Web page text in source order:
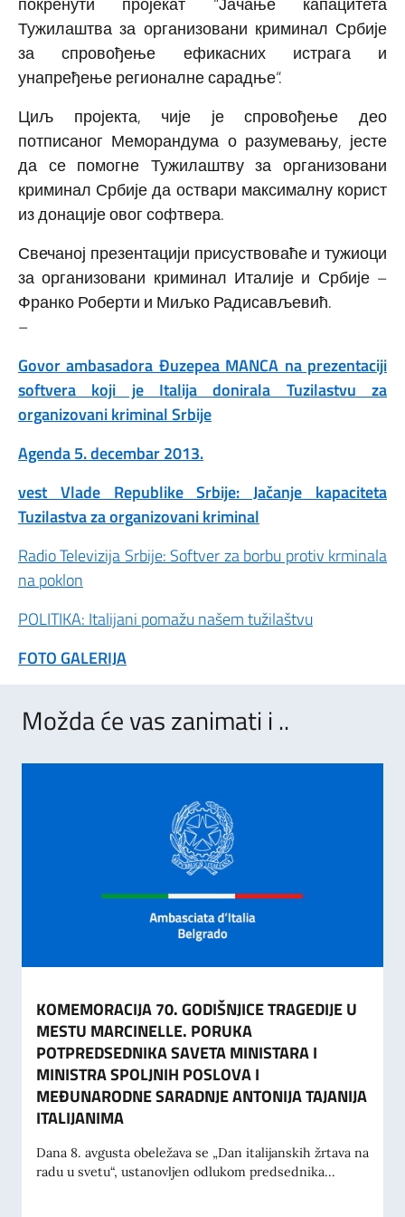
Тужилаштва за организовани криминал Србије
за спровођење ефикасних истрага и
унапређење регионалне сарадње“.
Циљ пројекта, чије је спровођење део
потписаног Меморандума о разумевању, јесте
да се помогне Тужилаштву за организовани
криминал Србије да оствари максималну корист
из донације овог софтвера.
Свечаној презентацији присуствоваће и тужиоци
за организовани криминал Италије и Србије –
Франко Роберти и Миљко Радисављевић.
–
Govor ambasadora Đuzepea MANCA na prezentaciji
softvera koji je Italija donirala Tuzilastvu za
organizovani kriminal Srbije
Agenda 5. decembar 2013.
vest Vlade Republike Srbije: Jačanje kapaciteta
Tuzilastva za organizovani kriminal
Radio Televizija Srbije: Softver za borbu protiv krminala
na poklon
POLITIKA: Italijani pomažu našem tužilaštvu
FOTO GALERIJA
Možda će vas zanimati i ..
KOMEMORACIJA 70. GODIŠNJICE TRAGEDIJE U
MESTU MARCINELLE. PORUKA
POTPREDSEDNIKA SAVETA MINISTARA I
MINISTRA SPOLJNIH POSLOVA I
MEĐUNARODNE SARADNJE ANTONIJA TAJANIJA
ITALIJANIMA
Dana 8. avgusta obeležava se „Dan italijanskih žrtava na
radu u svetu“, ustanovljen odlukom predsednika...